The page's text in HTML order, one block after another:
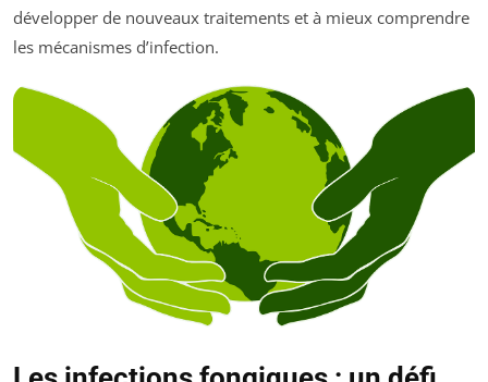
développer de nouveaux traitements et à mieux comprendre
les mécanismes d’infection.